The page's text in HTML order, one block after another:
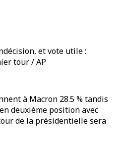
et vote utile :
tour / AP
à Macron 28.5 % tandis
deuxième position avec
de la présidentielle sera